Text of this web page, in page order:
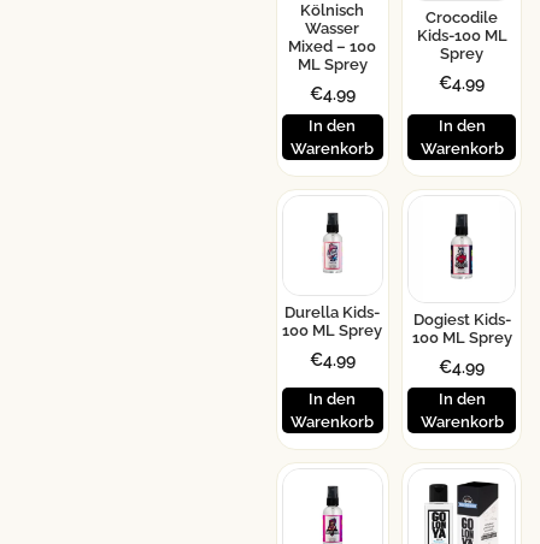
Kölnisch
Wasser
Mixed – 100
ML Sprey
€4.99
In den
Warenkorb
Crocodile
Kids-100 ML
Sprey
€4.99
In den
Warenkorb
Durella Kids-
100 ML Sprey
€4.99
In den
Warenkorb
Dogiest Kids-
100 ML Sprey
€4.99
In den
Warenkorb